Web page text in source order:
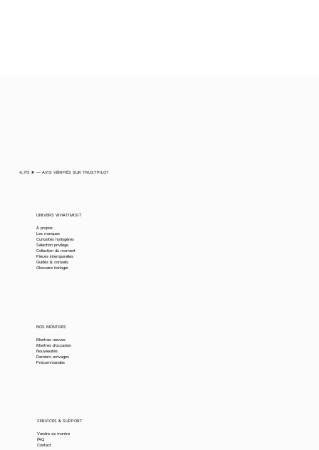
UNIVERS WHATIMISIT
À propos
Les marques
Curiosités horlogères
Sélection privilège
Collection du moment
Pièces intemporelles
Guides & conseils
Glossaire horloger
NOS MONTRES
Montres neuves
Montres d’occasion
Nouveautés
Derniers arrivages
Précommandes
SERVICES & SUPPORT
Vendre sa montre
FAQ
Contact
4,7/5 ★ — AVIS VÉRIFIÉS SUR TRUSTPILOT